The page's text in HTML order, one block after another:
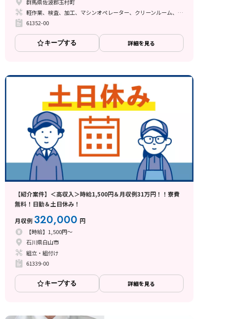
群馬県佐波郡玉村町
軽作業、検査、加工、マシンオペレーター、クリーンルーム、清掃・洗浄、品質管理、立ち作業、その他
61352-00
キープする 詳細を見る
【紹介案件】＜高収入＞時給1,500円＆月収例31万円！！寮費
無料！日勤＆土日休み！
月収例 320,000 円
【時給】1,500円～
石川県白山市
組立・組付け
61339-00
キープする 詳細を見る